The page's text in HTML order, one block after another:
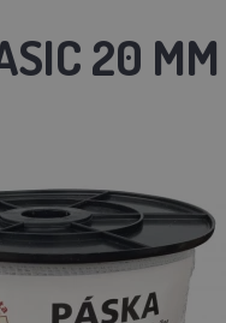
20